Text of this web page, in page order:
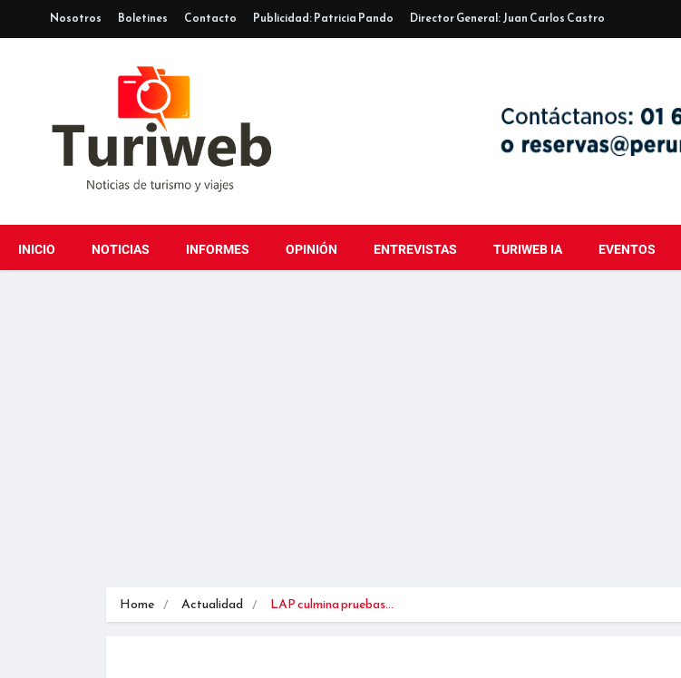
Nosotros Boletines Contacto Publicidad: Patricia Pando Director General: Juan Carlos Castro
INICIO NOTICIAS INFORMES OPINIÓN ENTREVISTAS TURIWEB IA EVENTOS
Home Actualidad LAP culmina pruebas…